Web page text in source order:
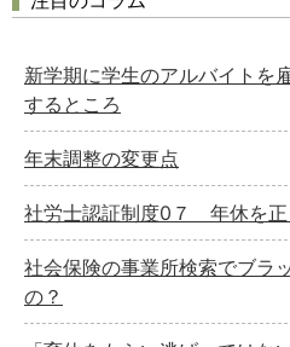
新学期に学生のアルバイトを
するところ
年末調整の変更点
社労士認証制度0７ 年休を正
社会保険の事業所検索でブラ
の？